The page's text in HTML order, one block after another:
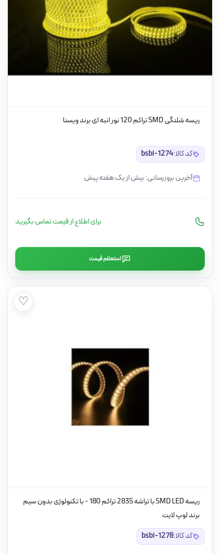
ریسه شلنگی SMD تراکم 120 نور انبه ای برند ویسنا
کد کالا:bsbi-1274
آخرین بروزرسانی: بیش از یک هفته پیش
برای اطلاع از قیمت تماس بگیرید
استعلام قیمت
♡
ریسه SMD LED با تراشه 2835 تراکم 180 - با تکنولوژی بدون سیم
برند لوپ لایت
کد کالا:bsbi-1278